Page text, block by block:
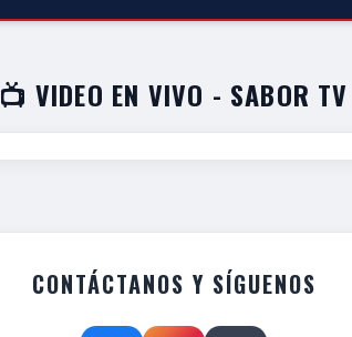
📺 VIDEO EN VIVO - SABOR TV
CONTÁCTANOS Y SÍGUENOS